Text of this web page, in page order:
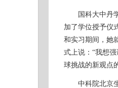
国科大中丹学
加了学位授予仪
和实习期间，她
式上说：“我想
球挑战的新观点
中科院北京生